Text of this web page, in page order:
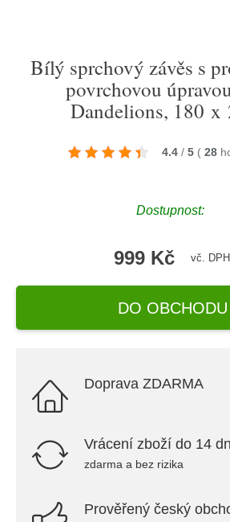
Bílý sprchový závěs s
povrchovou
Dandelions, 180 x
4.4 / 5 ( 28
Dostupnost:
999 Kč vč. DPH
DO
Doprava ZDARMA
Vrácení zboží do 14
zdarma a bez rizika
Prověřený český